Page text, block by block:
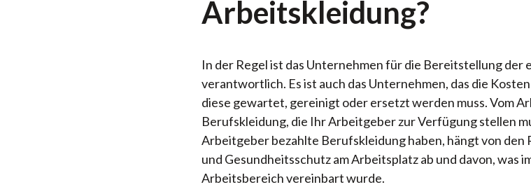
Arbeitskleidung?
In der Regel ist das Unternehmen für die Bereitstellung
verantwortlich. Es ist auch das Unternehmen, das die
diese gewartet, gereinigt oder ersetzt werden muss. Vom
Berufskleidung, die Ihr Arbeitgeber zur Verfügung stellen
Arbeitgeber bezahlte Berufskleidung haben, hängt von
und Gesundheitsschutz am Arbeitsplatz ab und davon, was
Arbeitsbereich vereinbart wurde.